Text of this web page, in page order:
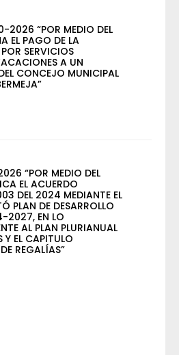
“POR MEDIO DEL
EL PAGO DE LA
SERVICIOS
A UN
CONCEJO MUNICIPAL
“POR MEDIO DEL
EL ACUERDO
DEL 2024 MEDIANTE EL
PLAN DE DESARROLLO
2027, EN LO
AL PLAN PLURIANUAL
Y EL CAPITULO
REGALÍAS”